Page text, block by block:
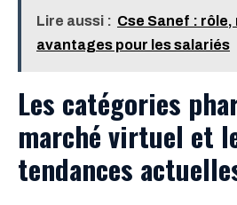
Lire aussi : Cse Sanef : rôle,
avantages pour les salariés
Les catégories
marché virtuel et
tendances